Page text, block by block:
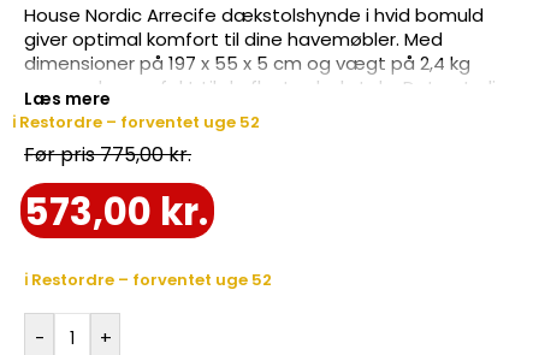
House Nordic Arrecife dækstolshynde i hvid bomuld
giver optimal komfort til dine havemøbler. Med
dimensioner på 197 x 55 x 5 cm og vægt på 2,4 kg
passer den perfekt til de fleste dækstole. Det naturlige
bomuldsmateriale sikrer god åndbarhed og behagelig
følelse, mens det klassiske hvide design skaber
elegance i haven. Perfekt til terrasse, have eller
poolområde.
Læs mere
ℹ️ Restordre – forventet uge 52
775,00kr.
573,00 kr.
ℹ️ Restordre – forventet uge 52
- +